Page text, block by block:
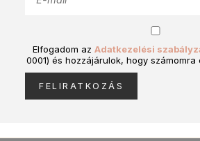
Elfogadom az Adatkezelési
0001) és hozzájárulok, hogy számomra